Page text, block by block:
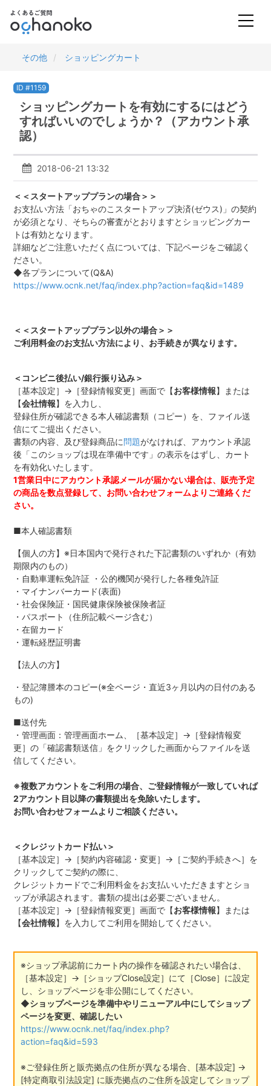
その他 ショッピングカート
ID #1159
ショッピングカートを有効にするにはどう
すればいいのでしょうか？（アカウント承
認）
2018-06-21 13:32
＜＜スタートアッププランの場合＞＞
お支払い方法「おちゃのこスタートアップ決済(ゼウス)」の契約
が必須となり、そちらの審査がとおりますとショッピングカー
トは有効となります。
詳細などご注意いただく点については、下記ページをご確認く
ださい。
◆各プランについて(Q&A)
https://www.ocnk.net/faq/index.php?action=faq&id=1489
＜＜スタートアッププラン以外の場合＞＞
ご利用料金のお支払い方法により、お手続きが異なります。
＜コンビニ後払い/銀行振り込み＞
［基本設定］→［登録情報変更］画面で【お客様情報】または
【会社情報】を入力し、
登録住所が確認できる本人確認書類（コピー）を、ファイル送
信にてご提出ください。
書類の内容、及び登録商品に問題がなければ、アカウント承認
後「このショップは現在準備中です」の表示をはずし、カート
を有効化いたします。
1営業日中にアカウント承認メールが届かない場合は、販売予定
の商品を数点登録して、お問い合わせフォームよりご連絡くだ
さい。
■本人確認書類
【個人の方】※日本国内で発行された下記書類のいずれか（有効
期限内のもの）
・自動車運転免許証 ・公的機関が発行した各種免許証
・マイナンバーカード(表面)
・社会保険証・国民健康保険被保険者証
・パスポート（住所記載ページ含む）
・在留カード
・運転経歴証明書
【法人の方】
・登記簿謄本のコピー(※全ページ・直近3ヶ月以内の日付のある
もの)
■送付先
・管理画面：管理画面ホーム、［基本設定］→［登録情報変
更］の「確認書類送信」をクリックした画面からファイルを送
信してください。
※複数アカウントをご利用の場合、ご登録情報が一致していれば
2アカウント目以降の書類提出を免除いたします。
お問い合わせフォームよりご相談ください。
＜クレジットカード払い＞
［基本設定］→［契約内容確認・変更］→［ご契約手続きへ］を
クリックしてご契約の際に、
クレジットカードでご利用料金をお支払いいただきますとショ
ップが承認されます。書類の提出は必要ございません。
［基本設定］→［登録情報変更］画面で【お客様情報】または
【会社情報】を入力してご利用を開始してください。
※ショップ承認前にカート内の操作を確認されたい場合は、
［基本設定］→［ショップClose設定］にて［Close］に設定
し、ショップページを非公開にしてください。
◆ショップページを準備中やリニューアル中にしてショップ
ページを変更、確認したい
https://www.ocnk.net/faq/index.php?
action=faq&id=593
※ご登録住所と販売拠点の住所が異なる場合、[基本設定] →
[特定商取引法設定] に販売拠点のご住所を設定してショップ